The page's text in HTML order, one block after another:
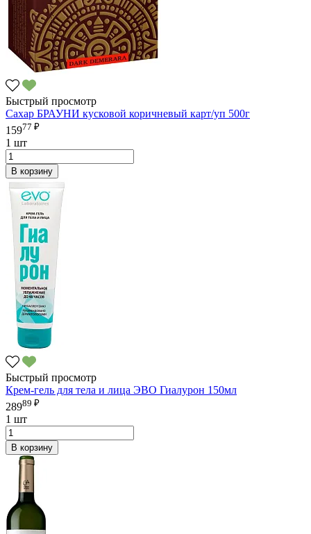
Быстрый просмотр
Сахар БРАУНИ кусковой коричневый карт/уп 500г
15977 ₽
1 шт
В корзину
Быстрый просмотр
Крем-гель для тела и лица ЭВО Гиалурон 150мл
28989 ₽
1 шт
В корзину